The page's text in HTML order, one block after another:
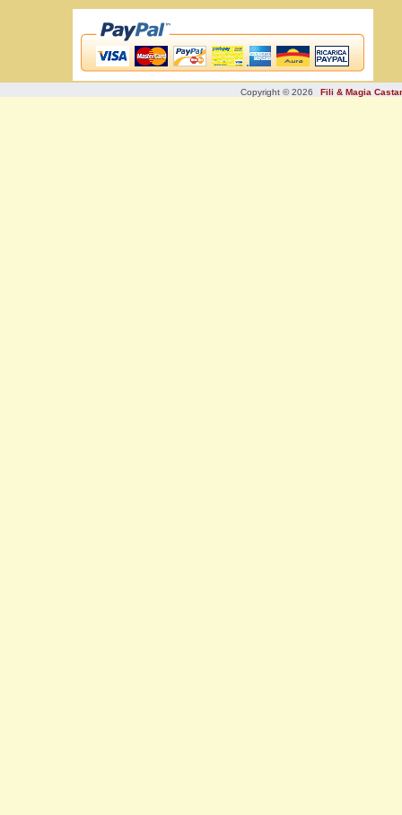
Copyright © 2026 Fili & Magia